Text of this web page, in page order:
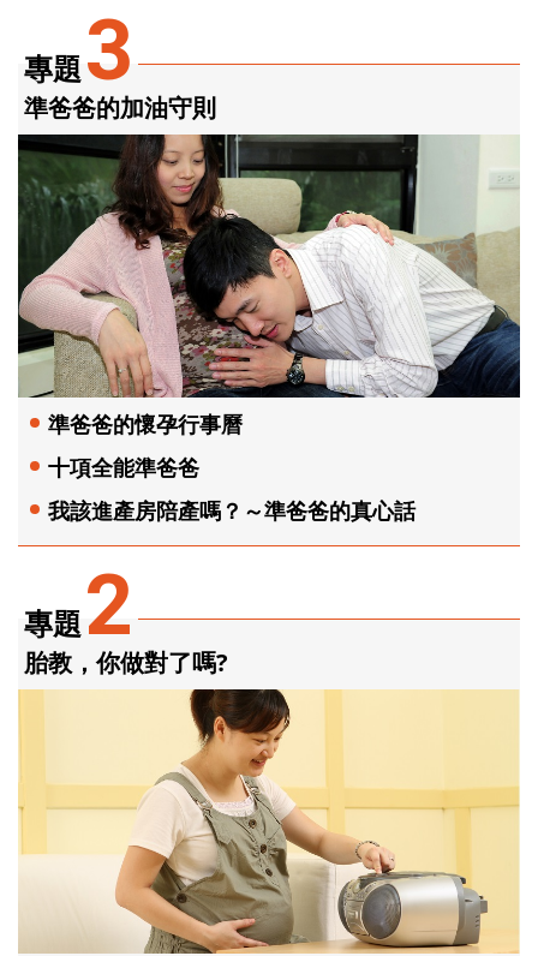
專題2
胎教，你做對了嗎?
專題3
準爸爸的加油守則
準爸爸的懷孕行事曆
十項全能準爸爸
我該進產房陪產嗎？～準爸爸的真心話